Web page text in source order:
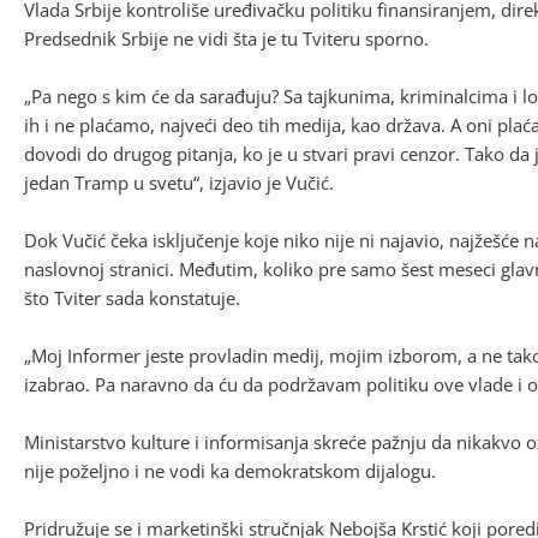
Vlada Srbije kontroliše uređivačku politiku finansiranjem,
Predsednik Srbije ne vidi šta je tu Tviteru sporno.
„Pa nego s kim će da sarađuju? Sa tajkunima, kriminalcima i
ih i ne plaćamo, najveći deo tih medija, kao država. A oni
dovodi do drugog pitanja, ko je u stvari pravi cenzor. Tako
jedan Tramp u svetu“, izjavio je Vučić.
Dok Vučić čeka isključenje koje niko nije ni najavio, najžešće
naslovnoj stranici. Međutim, koliko pre samo šest meseci
što Tviter sada konstatuje.
„Moj Informer jeste provladin medij, mojim izborom, a ne
izabrao. Pa naravno da ću da podržavam politiku ove vlade i
Ministarstvo kulture i informisanja skreće pažnju da nikakvo
nije poželjno i ne vodi ka demokratskom dijalogu.
Pridružuje se i marketinški stručnjak Nebojša Krstić koji